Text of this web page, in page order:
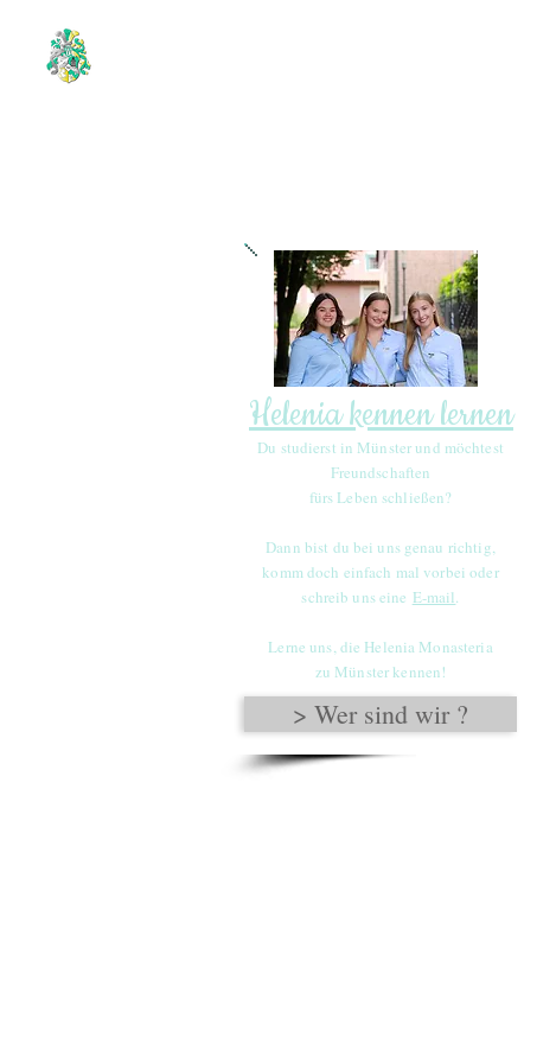
Helenia kennen lernen
Du studierst in Münster und möchtest
Freundschaften
fürs Leben schließen?
Dann bist du bei uns genau richtig,
komm doch einfach mal vorbei oder
schreib uns eine E-mail.
Lerne uns, die Helenia Monasteria
zu Münster kennen!
> Wer sind wir ?